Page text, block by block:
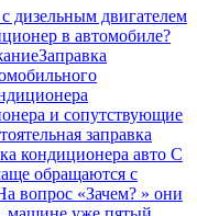
дизельным двигателем
в автомобиле?
и сопутствующие
заправка
кондиционера авто С
обращаются с
вопрос «Зачем? » они